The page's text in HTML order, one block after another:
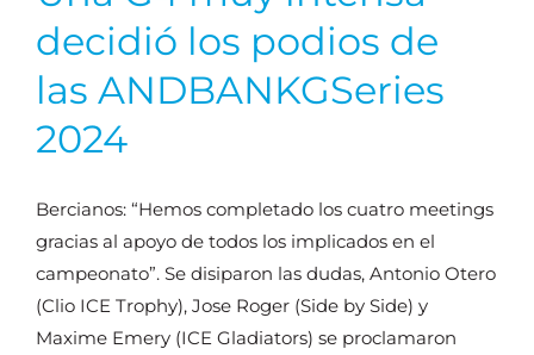
decidió los podios de
las ANDBANKGSeries
2024
Bercianos: “Hemos completado los cuatro meetings
gracias al apoyo de todos los implicados en el
campeonato”. Se disiparon las dudas, Antonio Otero
(Clio ICE Trophy), Jose Roger (Side by Side) y
Maxime Emery (ICE Gladiators) se proclamaron